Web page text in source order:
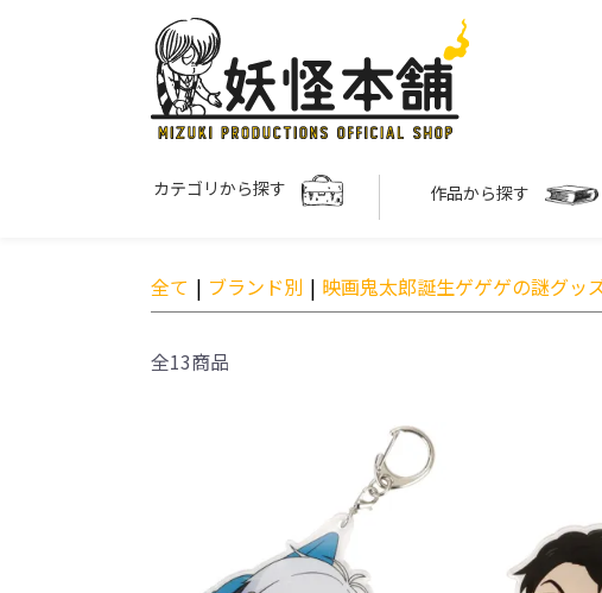
カテゴリから探す 作品から探す
全て | ブランド別 | 映画鬼太郎誕生ゲゲゲの謎グッ
全13商品